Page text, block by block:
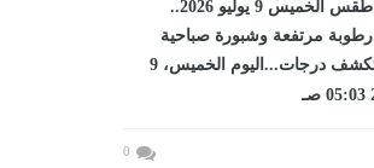
طقس الخميس 9 يوليو 2026..
رطوبة مرتفعة وشبورة صباحية
والأرصاد تكشف درجات...اليوم الخميس، 9
0